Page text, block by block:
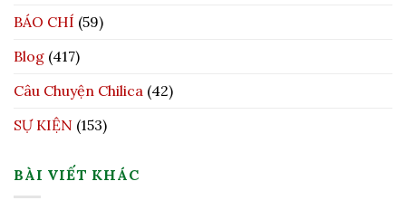
BÁO CHÍ (59)
Blog (417)
Câu Chuyện Chilica (42)
SỰ KIỆN (153)
BÀI VIẾT KHÁC